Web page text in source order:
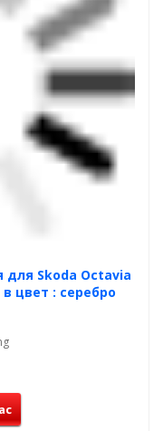
Skoda Octavia
цвет : серебро